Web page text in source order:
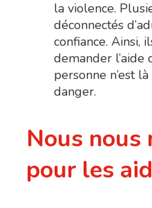
la violence.
déconnectés
confiance. Ainsi,
demander l’aide
personne n’est
danger.
Nous
pour les